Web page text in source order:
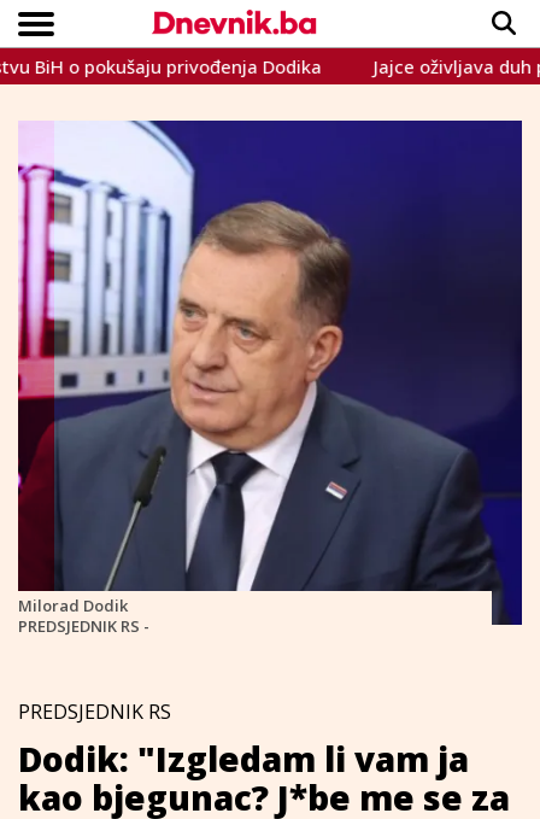
VIJESTI
SPORT
INTERVIEW
TEME
CRNA KRONIKA
LIFESTYLE
Copyright © Dnevnik.ba 2023.
pokušaju privođenja Dodika Jajce oživljava duh
Milorad Dodik
PREDSJEDNIK RS -
PREDSJEDNIK RS
Dodik: "Izgledam li vam ja
kao bjegunac? J*be me se za